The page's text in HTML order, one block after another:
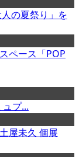
の夏祭り」を
ペース「POP
ュプ...
屋未久 個展